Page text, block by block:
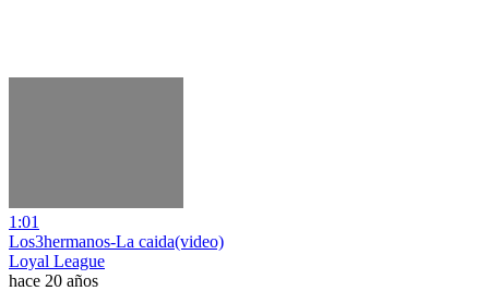
1:01
Los3hermanos-La caida(video)
Loyal League
hace 20 años